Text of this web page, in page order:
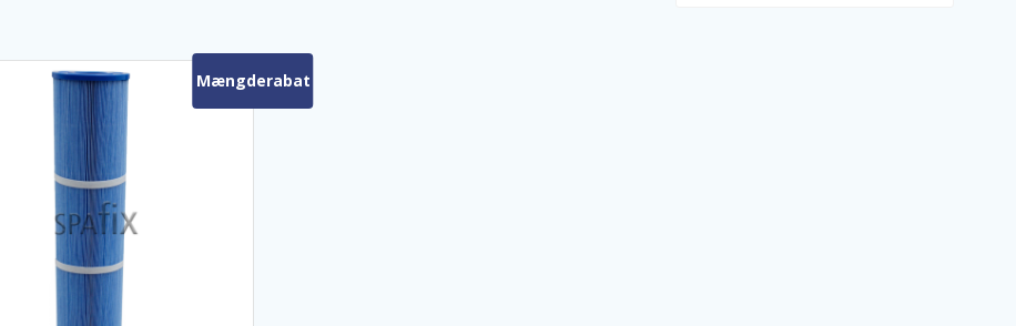
Mængderabat